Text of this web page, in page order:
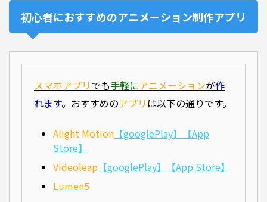
初心者におすすめのアニメーション制作アプリ
スマホアプリでも手軽にアニメーションが作
れます。 おすすめのアプリは以下の通りです。
Alight Motion 【googlePlay】
【App
Store】
Videoleap 【googlePlay】
【App Store】
Lumen5